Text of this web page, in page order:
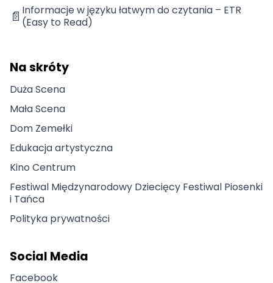
📄 Informacje w języku łatwym do czytania – ETR
(Easy to Read)
Na skróty
Duża Scena
Mała Scena
Dom Zemełki
Edukacja artystyczna
Kino Centrum
Festiwal Międzynarodowy Dziecięcy Festiwal Piosenki
i Tańca
Polityka prywatności
Social Media
Facebook